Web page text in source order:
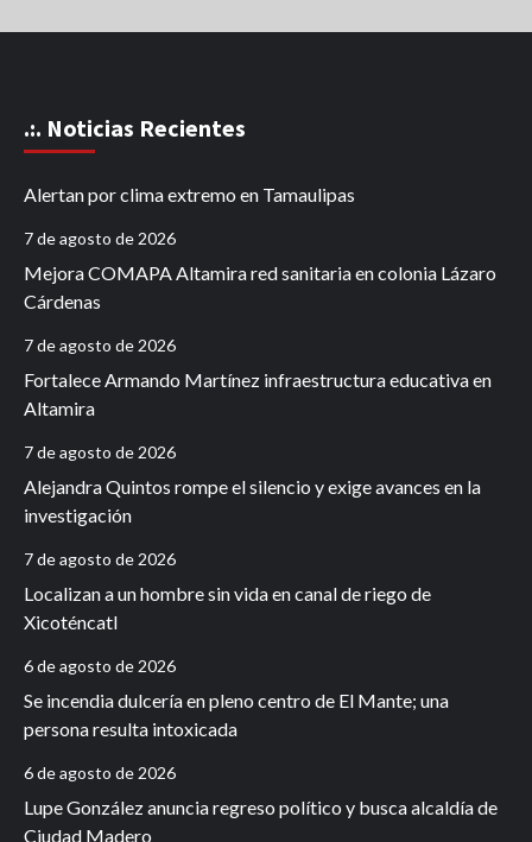
.:. Noticias Recientes
Alertan por clima extremo en Tamaulipas
7 de agosto de 2026
Mejora COMAPA Altamira red sanitaria en colonia Lázaro
Cárdenas
7 de agosto de 2026
Fortalece Armando Martínez infraestructura educativa en
Altamira
7 de agosto de 2026
Alejandra Quintos rompe el silencio y exige avances en la
investigación
7 de agosto de 2026
Localizan a un hombre sin vida en canal de riego de
Xicoténcatl
6 de agosto de 2026
Se incendia dulcería en pleno centro de El Mante; una
persona resulta intoxicada
6 de agosto de 2026
Lupe González anuncia regreso político y busca alcaldía de
Ciudad Madero